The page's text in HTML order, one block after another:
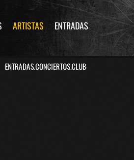
ARTISTAS ENTRADAS
ENTRADAS.CONCIERTOS.CLUB